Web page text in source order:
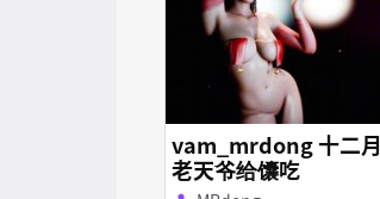
vam_mrdong 十二月
老天爷给馕吃